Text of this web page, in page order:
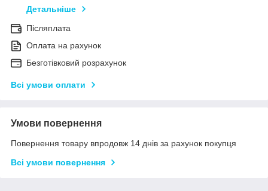
Детальніше
Післяплата
Оплата на рахунок
Безготівковий розрахунок
Всі умови оплати
Умови повернення
Повернення товару впродовж 14 днів за рахунок покупця
Всі умови повернення